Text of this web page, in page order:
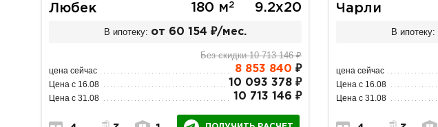
Любек 180 м2 9.2х20
В ипотеку: от 60 154 ₽/мес.
Без скидки 10 713 146 ₽
цена сейчас 8 853 840 ₽
Цена с 16.08 10 093 378 ₽
Цена с 31.08 10 713 146 ₽
Чарли
В ипотеку:
цена сейчас
Цена с 16.08
Цена с 31.08